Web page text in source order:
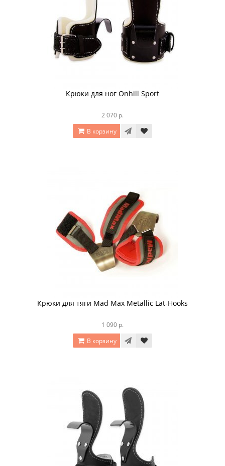
Крюки для ног Onhill Sport
2 070 р.
В корзину
Крюки для тяги Mad Max Metallic Lat-Hooks
1 090 р.
В корзину